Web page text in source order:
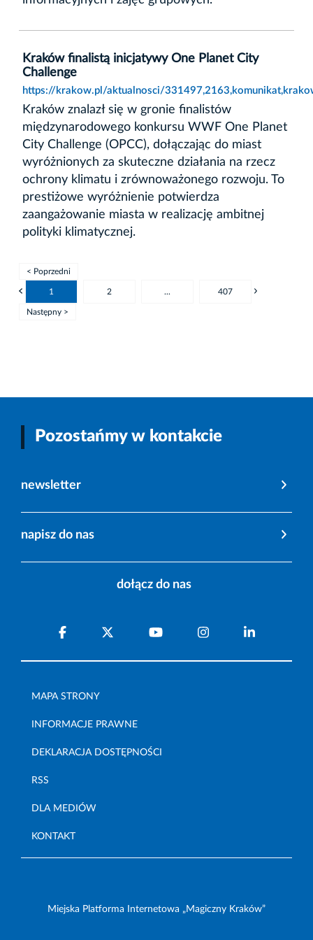
Kraków finalistą inicjatywy One Planet City
Challenge
https://krakow.pl/aktualnosci/
Kraków znalazł się w gronie finalistów
międzynarodowego konkursu WWF One Planet
City Challenge (OPCC), dołączając do miast
wyróżnionych za skuteczne działania na rzecz
ochrony klimatu i zrównoważonego rozwoju. To
prestiżowe wyróżnienie potwierdza
zaangażowanie miasta w realizację ambitnej
polityki klimatycznej.
< Poprzedni
1 2 ... 407
Następny >
Pozostańmy w kontakcie
newsletter
napisz do nas
dołącz do nas
MAPA STRONY
INFORMACJE PRAWNE
DEKLARACJA DOSTĘPNOŚCI
RSS
DLA MEDIÓW
KONTAKT
Miejska Platforma Internetowa „Magiczny Kraków”